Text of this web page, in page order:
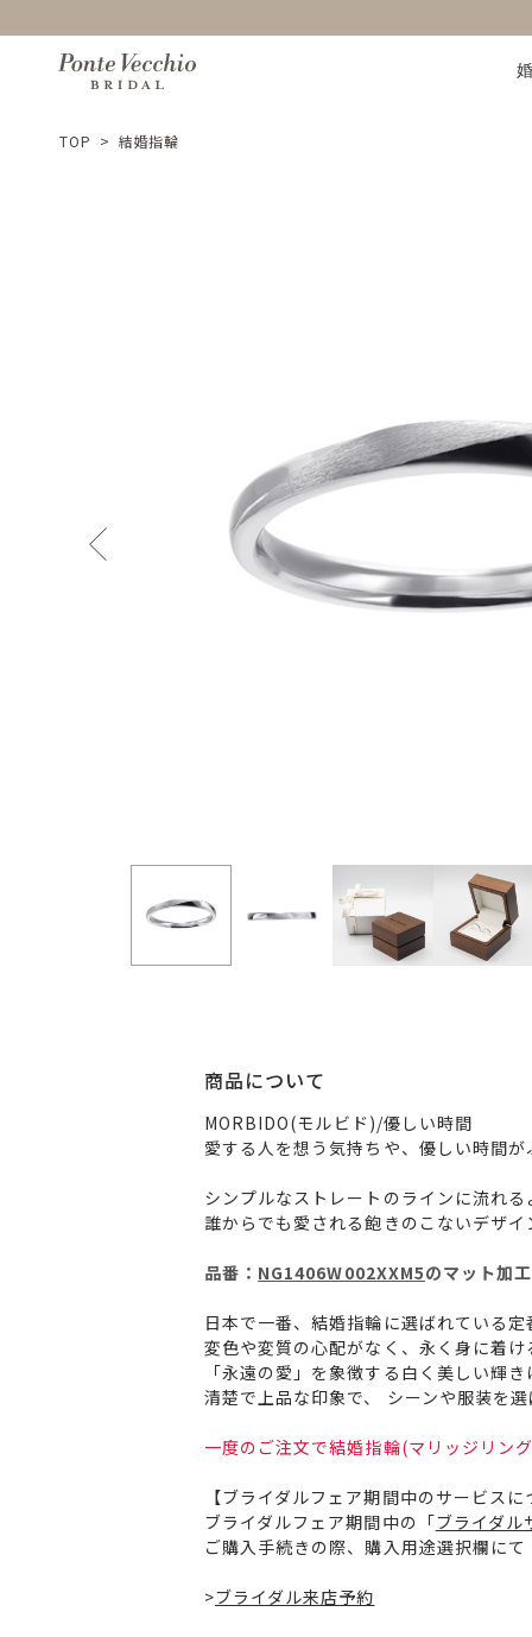
TOP > 結婚指輪
商品について
MORBIDO(モルビド)/優しい時間
愛する人を想う気持ちや、優しい時間が
シンプルなストレートのラインに流れ
誰からでも愛される飽きのこないデザイ
品番： NG1406W002XXM5のマット加工
日本で一番、結婚指輪に選ばれている定
変色や変質の心配がなく、永く身に着け
「永遠の愛」を象徴する白く美しい輝
清楚で上品な印象で、 シーンや服装を
一度のご注文で結婚指輪(マリッジリン
【ブライダルフェア期間中のサービスに
ブライダルフェア期間中の「ブライダル
ご購入手続きの際、購入用途選択欄に
>ブライダル来店予約